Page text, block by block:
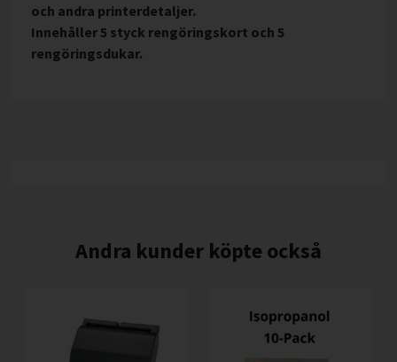
och andra printerdetaljer.
Innehåller 5 styck rengöringskort och 5
rengöringsdukar.
Andra kunder köpte också